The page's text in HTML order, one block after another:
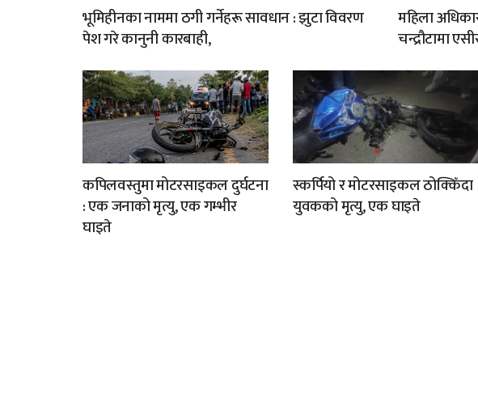
भूमिहीनका नाममा ठगी गर्नेहरू सावधान : झुटा विवरण
पेश गरे कानुनी कारबाही,
महिला
चन्द्रौटामा
कपिलवस्तुमा मोटरसाइकल दुर्घटना
: एक जनाको मृत्यु, एक गम्भीर
घाइते
स्कर्पियो र मोटरसाइकल ठोक्किँदा
युवकको मृत्यु, एक घाइते